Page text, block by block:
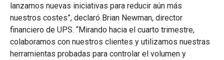
lanzamos nuevas iniciativas para reducir aún más
nuestros costes”, declaró Brian Newman, director
financiero de UPS. “Mirando hacia el cuarto trimestre,
colaboramos con nuestros clientes y utilizamos nuestras
herramientas probadas para controlar el volumen y